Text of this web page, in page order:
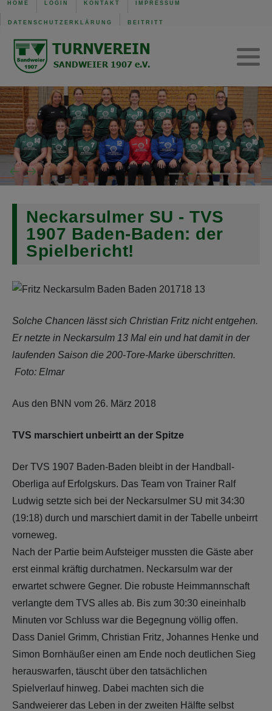
HOME LOGIN KONTAKT IMPRESSUM
DATENSCHUTZERKLÄRUNG BEITRITT
Neckarsulmer SU - TVS
1907 Baden-Baden: der
Spielbericht!
Solche Chancen lässt sich Christian Fritz nicht entgehen.
Er netzte in Neckarsulm 13 Mal ein und hat damit in der
laufenden Saison die 200-Tore-Marke überschritten.
Foto: Elmar
Aus den BNN vom 26. März 2018
TVS marschiert unbeirtt an der Spitze
Der TVS 1907 Baden-Baden bleibt in der Handball-
Oberliga auf Erfolgskurs. Das Team von Trainer Ralf
Ludwig setzte sich bei der Neckarsulmer SU mit 34:30
(19:18) durch und marschiert damit in der Tabelle unbeirrt
vorneweg.
Nach der Partie beim Aufsteiger mussten die Gäste aber
erst einmal kräftig durchatmen. Neckarsulm war der
erwartet schwere Gegner. Die robuste Heimmannschaft
verlangte dem TVS alles ab. Bis zum 30:30 eineinhalb
Minuten vor Schluss war die Begegnung völlig offen.
Dass Daniel Grimm, Christian Fritz, Johannes Henke und
Simon Bornhäußer einen am Ende noch deutlichen Sieg
herauswarfen, täuscht über den tatsächlichen
Spielverlauf hinweg. Dabei machten sich die
Sandweierer das Leben in der zweiten Hälfte selbst
TVS Baden-Baden 1907
Unsere Schiedsrichter
Wochenübersicht TVS BB
Wochenübersicht TVS
Wochenübersicht SG
Trainingszeiten
Turnen Jugend
Gerätturnen w.
Eltern-Kind-Turnen
Verwaltung
Mannschaft der Woche